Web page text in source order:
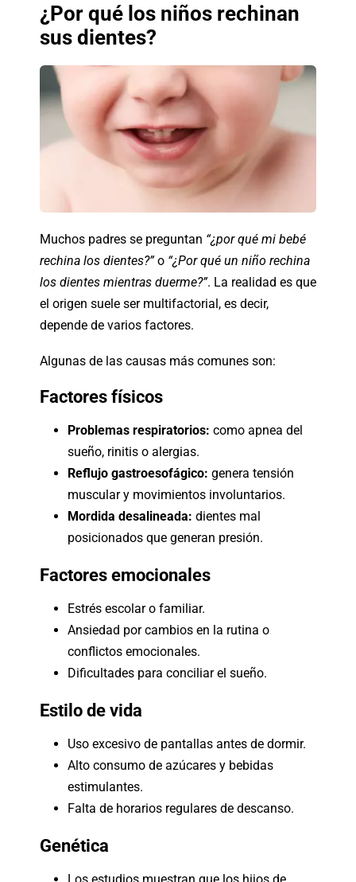
¿Por qué los niños rechinan
sus dientes?
Muchos padres se preguntan “¿por qué mi bebé
rechina los dientes?”o “¿Por qué un niño rechina
los dientes mientras duerme?”. La realidad es que
el origen suele ser multifactorial, es decir,
depende de varios factores.
Algunas de las causas más comunes son:
Factores físicos
Problemas respiratorios: como apnea del
sueño, rinitis o alergias.
Reflujo gastroesofágico: genera tensión
muscular y movimientos involuntarios.
Mordida desalineada: dientes mal
posicionados que generan presión.
Factores emocionales
Estrés escolar o familiar.
Ansiedad por cambios en la rutina o
conflictos emocionales.
Dificultades para conciliar el sueño.
Estilo de vida
Uso excesivo de pantallas antes de dormir.
Alto consumo de azúcares y bebidas
estimulantes.
Falta de horarios regulares de descanso.
Genética